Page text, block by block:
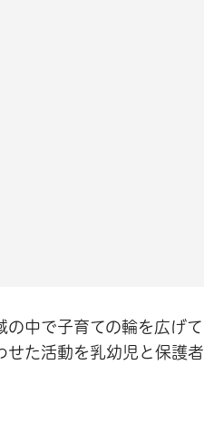
中で子育ての輪を広げ
た活動を乳幼児と保護者